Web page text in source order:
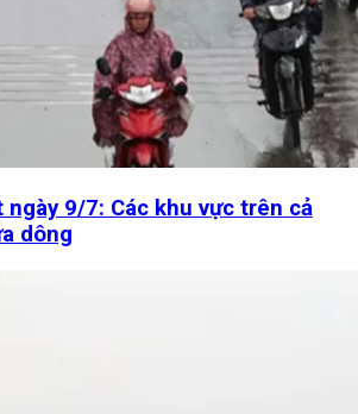
9/7: Các khu vực trên cả
dông